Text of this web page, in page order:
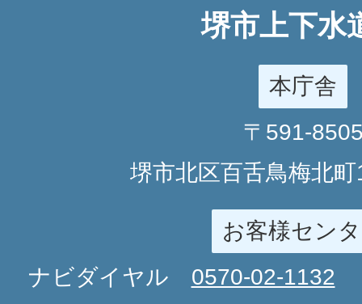
堺市上下水
本庁舎
〒591-
堺市北区百舌鳥梅北
お客様セン
ナビダイヤル 0570-02-1132